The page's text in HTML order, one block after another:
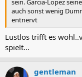
sein. Garcia-Lopez
auch sonst wenig
entnervt
Lustlos trifft es
spielt...
gentleman